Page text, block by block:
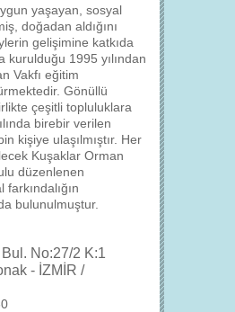
yaşayan, sosyal
doğadan aldığını
gelişimine katkıda
kurulduğu 1995 yılından
Vakfı eğitim
Gönüllü
çeşitli topluluklara
birebir verilen
kişiye ulaşılmıştır. Her
Kuşaklar Orman
düzenlenen
bulunulmuştur.
No:27/2 K:1
- İZMİR /